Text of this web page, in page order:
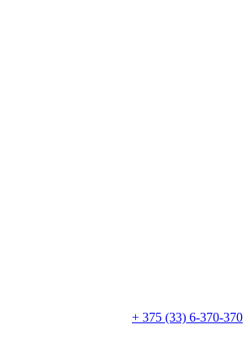
+ 375 (33) 6-370-370